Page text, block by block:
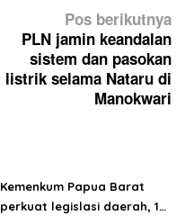
Pos berikutnya
PLN jamin keandalan
sistem dan pasokan
listrik selama Nataru di
Manokwari
Kemenkum Papua Barat
perkuat legislasi daerah, 123